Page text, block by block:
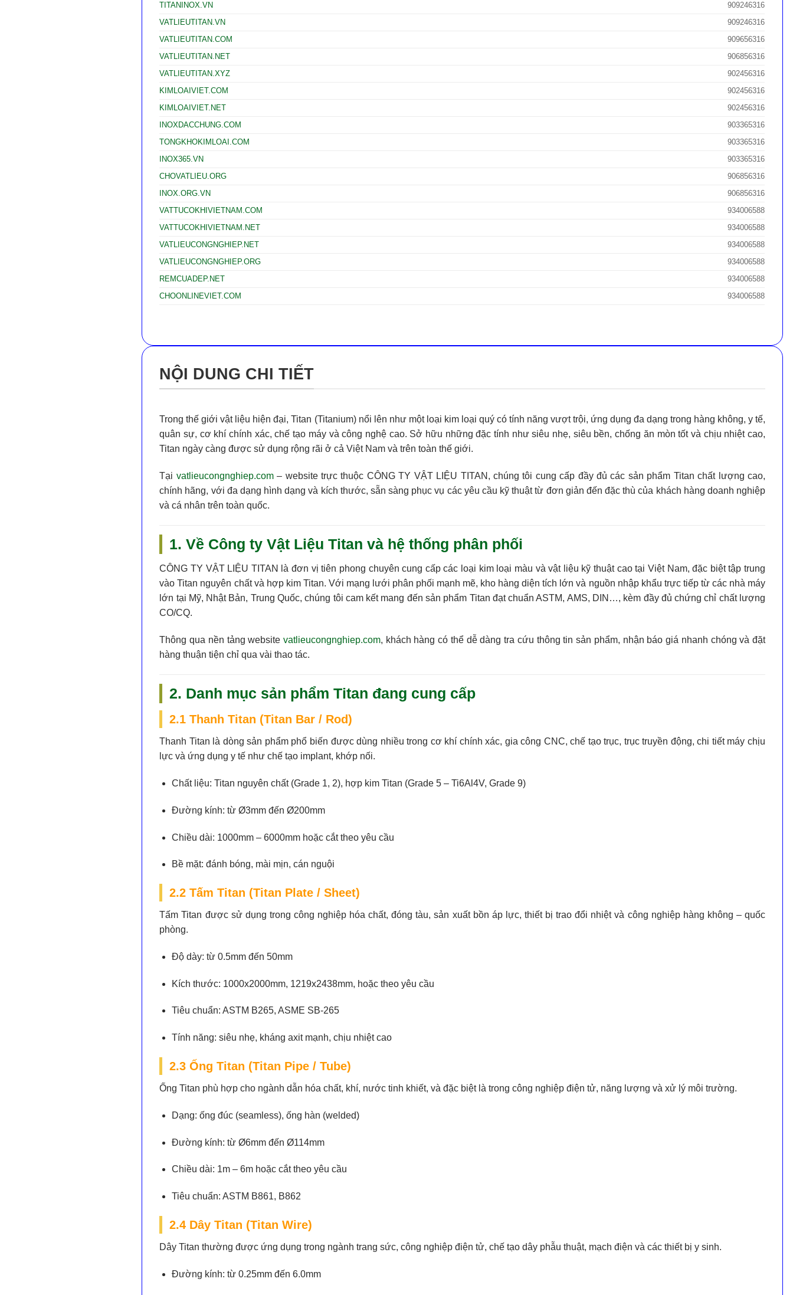
TITANINOX.VN
909246316
VATLIEUTITAN.VN
909246316
VATLIEUTITAN.COM
909656316
VATLIEUTITAN.NET
906856316
VATLIEUTITAN.XYZ
902456316
KIMLOAIVIET.COM
902456316
KIMLOAIVIET.NET
902456316
INOXDACCHUNG.COM
903365316
TONGKHOKIMLOAI.COM
903365316
INOX365.VN
903365316
CHOVATLIEU.ORG
906856316
INOX.ORG.VN
906856316
VATTUCOKHIVIETNAM.COM
934006588
VATTUCOKHIVIETNAM.NET
934006588
VATLIEUCONGNGHIEP.NET
934006588
VATLIEUCONGNGHIEP.ORG
934006588
REMCUADEP.NET
934006588
CHOONLINEVIET.COM
934006588
NỘI DUNG CHI TIẾT
Trong thế giới vật liệu hiện đại,Titan (Titanium)nổi lên như một loại kim loại quý có tính năng vượt trội, ứng dụng đa dạng trong hàng không, y tế,
quân sự, cơ khí chính xác, chế tạo máy và công nghệ cao. Sở hữu những đặc tính nhưsiêu nhẹ, siêu bền, chống ăn mòn tốt và chịu nhiệt cao,
Titan ngày càng được sử dụng rộng rãi ở cả Việt Nam và trên toàn thế giới.
Tại vatlieucongnghiep.com– website trực thuộc CÔNG TY VẬT LIỆU TITAN , chúng tôi cung cấp đầy đủ các sản phẩm Titan chất lượng cao,
chính hãng, với đa dạng hình dạng và kích thước, sẵn sàng phục vụ các yêu cầu kỹ thuật từ đơn giản đến đặc thù của khách hàng doanh nghiệp
và cá nhân trên toàn quốc.
1. Về Công ty Vật Liệu Titan và hệ thống phân phối
CÔNG TY VẬT LIỆU TITAN
là đơn vị tiên phong chuyên cung cấp các loại kim loại màu và vật liệu kỹ thuật cao tại Việt Nam, đặc biệt tập trung
vàoTitan nguyên chất và hợp kim Titan. Với mạng lưới phân phối mạnh mẽ, kho hàng diện tích lớn và nguồn nhập khẩu trực tiếp từ các nhà máy
lớn tại Mỹ, Nhật Bản, Trung Quốc, chúng tôi cam kết mang đến sản phẩm Titan đạt chuẩn ASTM, AMS, DIN…, kèm đầy đủ chứng chỉ chất lượng
CO/CQ.
Thông qua nền tảng websitevatlieucongnghiep.com, khách hàng có thể dễ dàng tra cứu thông tin sản phẩm, nhận báo giá nhanh chóng và đặt
hàng thuận tiện chỉ qua vài thao tác.
2. Danh mục sản phẩm Titan đang cung cấp
2.1 Thanh Titan (Titan Bar / Rod)
Thanh Titan là dòng sản phẩm phổ biến được dùng nhiều trong cơ khí chính xác, gia công CNC, chế tạo trục, trục truyền động, chi tiết máy chịu
lực và ứng dụng y tế như chế tạo implant, khớp nối.
Chất liệu: Titan nguyên chất (Grade 1, 2), hợp kim Titan (Grade 5 – Ti6Al4V, Grade 9)
Đường kính: từ Ø3mm đến Ø200mm
Chiều dài: 1000mm – 6000mm hoặc cắt theo yêu cầu
Bề mặt: đánh bóng, mài mịn, cán nguội
2.2 Tấm Titan (Titan Plate / Sheet)
Tấm Titan được sử dụng trong công nghiệp hóa chất, đóng tàu, sản xuất bồn áp lực, thiết bị trao đổi nhiệt và công nghiệp hàng không – quốc
phòng.
Độ dày: từ 0.5mm đến 50mm
Kích thước: 1000x2000mm, 1219x2438mm, hoặc theo yêu cầu
Tiêu chuẩn: ASTM B265, ASME SB-265
Tính năng: siêu nhẹ, kháng axit mạnh, chịu nhiệt cao
2.3 Ống Titan (Titan Pipe / Tube)
Ống Titan phù hợp cho ngành dẫn hóa chất, khí, nước tinh khiết, và đặc biệt là trong công nghiệp điện tử, năng lượng và xử lý môi trường.
Dạng: ống đúc (seamless), ống hàn (welded)
Đường kính: từ Ø6mm đến Ø114mm
Chiều dài: 1m – 6m hoặc cắt theo yêu cầu
Tiêu chuẩn: ASTM B861, B862
2.4 Dây Titan (Titan Wire)
Dây Titan thường được ứng dụng trong ngành trang sức, công nghiệp điện tử, chế tạo dây phẫu thuật, mạch điện và các thiết bị y sinh.
Đường kính: từ 0.25mm đến 6.0mm